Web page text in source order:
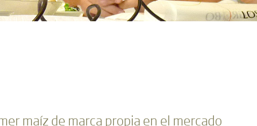
maíz de marca propia en el mercado